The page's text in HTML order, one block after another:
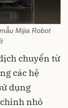
Mijia Robot
chuyển từ
các hệ
dụng
nhỏ